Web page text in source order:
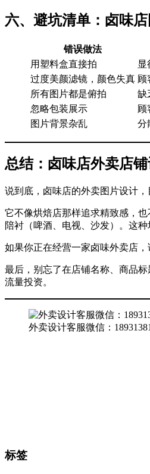
六、避坑清单：卤味
错误做法
用塑料盒直接拍
显
过度美颜滤镜，颜色失真 顾
所有图片都是俯拍
缺
忽略包装展示
顾
图片背景杂乱
分
总结：卤味店外卖店
说到底，卤味店的外卖图片设计，
它不像烘焙店那样追求精致感，
陪衬（啤酒、电视、沙发）。这
如果你正在经营一家卤味外卖店
最后，别忘了在店铺名称、商品
流量投资。
外卖设计客服微信：
标签